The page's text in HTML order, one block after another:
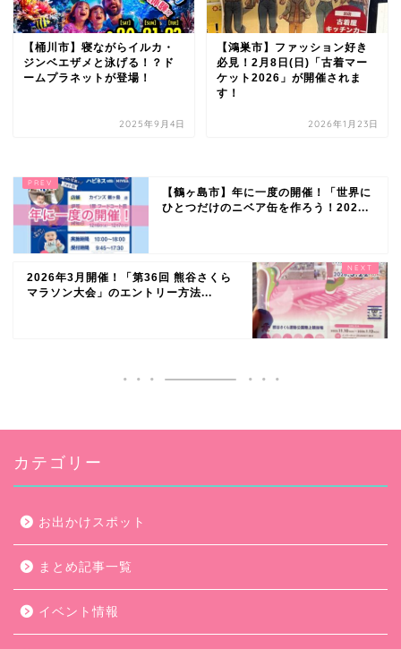
【桶川市】寝ながらイルカ・
ジンベエザメと泳げる！？ド
ームプラネットが登場！
2025年9月4日
【鴻巣市】ファッション好き
必見！2月8日(日)「古着マー
ケット2026」が開催されま
す！
2026年1月23日
【鶴ヶ島市】年に一度の開催！「世界に
ひとつだけのニベア缶を作ろう！202...
2026年3月開催！「第36回 熊谷さくら
マラソン大会」のエントリー方法...
カテゴリー
お出かけスポット
まとめ記事一覧
イベント情報